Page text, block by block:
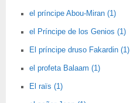
el príncipe Abou-Miran (1)
el Príncipe de los Genios (1)
El príncipe druso Fakardin (1)
el profeta Balaam (1)
El raïs (1)